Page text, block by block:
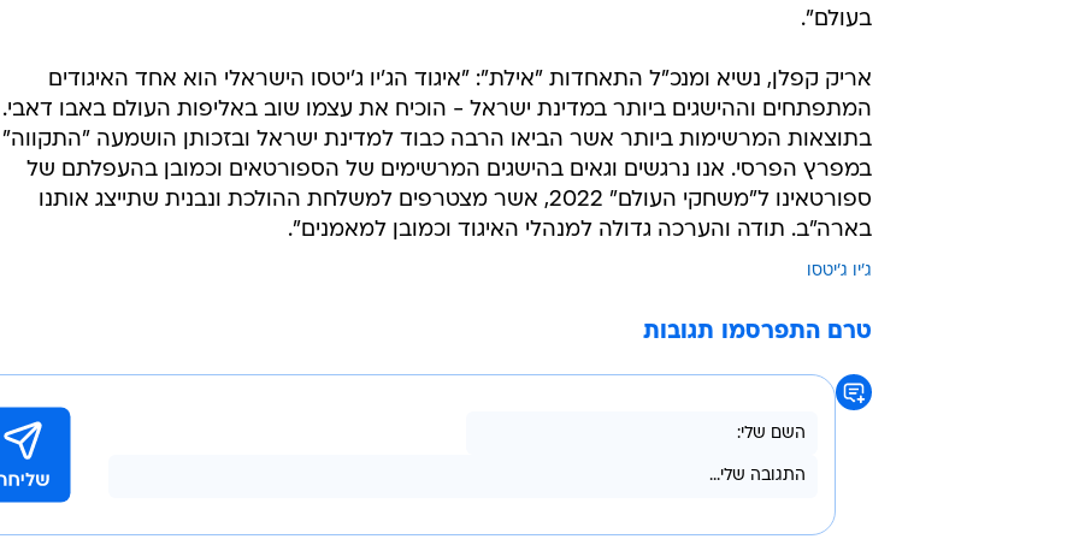
בעולם".
אריק קפלן, נשיא ומנכ"ל התאחדות "אילת": "איגוד הג'יו ג'יטסו הישראלי הוא אחד האיגודים
המתפתחים וההישגים ביותר במדינת ישראל - הוכיח את עצמו שוב באליפות העולם באבו
בתוצאות המרשימות ביותר אשר הביאו הרבה כבוד למדינת ישראל ובזכותן הושמעה "התקווה"
במפרץ הפרסי. אנו נרגשים וגאים בהישגים המרשימים של הספורטאים וכמובן בהעפלתם של
ספורטאינו ל"משחקי העולם" 2022, אשר מצטרפים למשלחת ההולכת ונבנית שתייצג אותנו
בארה"ב. תודה והערכה גדולה למנהלי האיגוד וכמובן למאמנים".
ג'יו ג'יטסו
טרם התפרסמו תגובות